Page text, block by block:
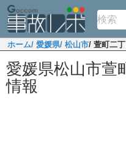
ホーム/ 愛媛県/ 松山市/ 萱町二
愛媛県松山市萱
情報